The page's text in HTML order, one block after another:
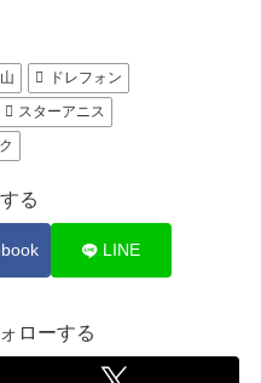
ドレフォン
スターアニス
る
LINE
ローする